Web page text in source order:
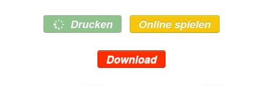
Drucken Online spielen
Download